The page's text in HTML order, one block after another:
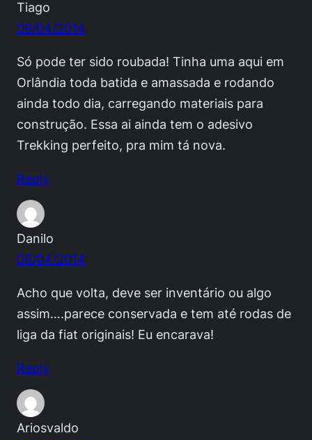
Tiago
08/04/2014
Só pode ter sido roubada! Tinha uma aqui em
Orlândia toda batida e amassada e rodando
ainda todo dia, carregando materiais para
construção. Essa ai ainda tem o adesivo
Trekking perfeito, pra mim tá nova.
Reply
Danilo
08/04/2014
Acho que volta, deve ser inventário ou algo
assim….parece conservada e tem até rodas de
liga da fiat originais! Eu encarava!
Reply
Ariosvaldo